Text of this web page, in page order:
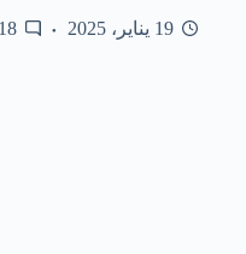
19 يناير، 2025 18